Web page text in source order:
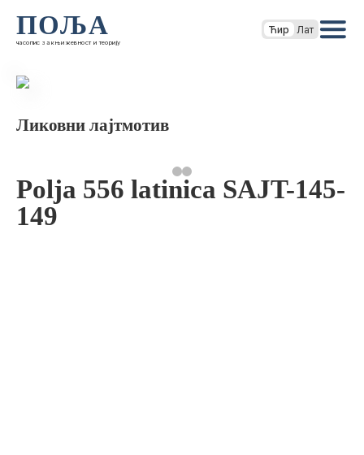
ПОЉА
часопис за књижевност и теорију
Ћир Лат
Ликовни лајтмотив
Polja 556 latinica SAJT-145-
149